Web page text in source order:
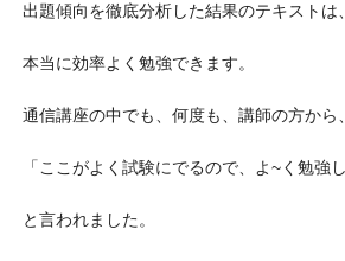
出題傾向を徹底分析した結果のテキストは、
本当に効率よく勉強できます。
通信講座の中でも、何度も、講師の方から、
「ここがよく試験にでるので、よ~く勉強
と言われました。